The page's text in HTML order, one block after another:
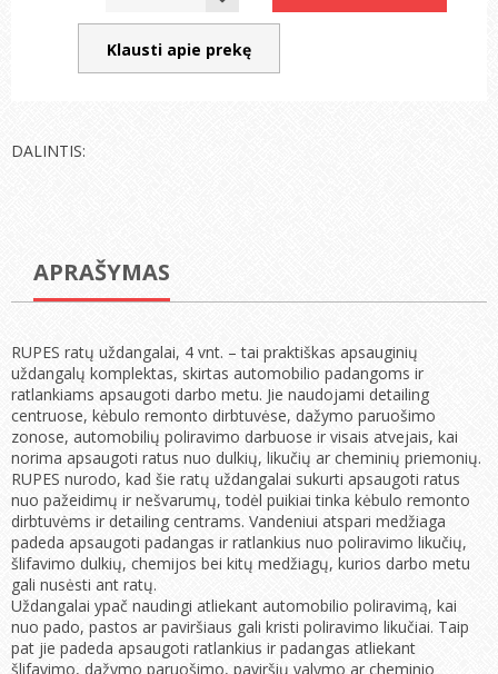
Klausti apie prekę
DALINTIS:
APRAŠYMAS
RUPES ratų uždangalai, 4 vnt. – tai praktiškas apsauginių
uždangalų komplektas, skirtas automobilio padangoms ir
ratlankiams apsaugoti darbo metu. Jie naudojami detailing
centruose, kėbulo remonto dirbtuvėse, dažymo paruošimo
zonose, automobilių poliravimo darbuose ir visais atvejais, kai
norima apsaugoti ratus nuo dulkių, likučių ar cheminių priemonių.
RUPES nurodo, kad šie ratų uždangalai sukurti apsaugoti ratus
nuo pažeidimų ir nešvarumų, todėl puikiai tinka kėbulo remonto
dirbtuvėms ir detailing centrams. Vandeniui atspari medžiaga
padeda apsaugoti padangas ir ratlankius nuo poliravimo likučių,
šlifavimo dulkių, chemijos bei kitų medžiagų, kurios darbo metu
gali nusėsti ant ratų.
Uždangalai ypač naudingi atliekant automobilio poliravimą, kai
nuo pado, pastos ar paviršiaus gali kristi poliravimo likučiai. Taip
pat jie padeda apsaugoti ratlankius ir padangas atliekant
šlifavimo, dažymo paruošimo, paviršių valymo ar cheminio